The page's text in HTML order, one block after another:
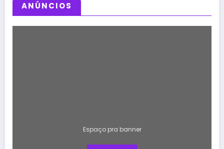
ANÚNCIOS
Espaço pra banner